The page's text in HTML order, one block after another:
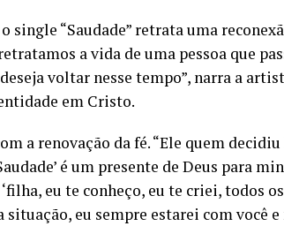
single “Saudade” retrata uma
a vida de uma pessoa que
voltar nesse tempo”, narra a
em Cristo.
a renovação da fé. “Ele quem
é um presente de Deus para
eu te conheço, eu te criei, todos
eu sempre estarei com você e